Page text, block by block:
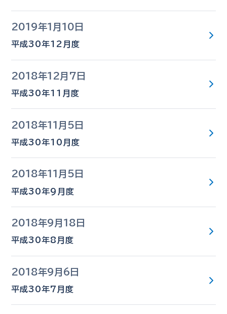
2019年1月10日
平成30年12月度
2018年12月7日
平成30年11月度
2018年11月5日
平成30年10月度
2018年11月5日
平成30年9月度
2018年9月18日
平成30年8月度
2018年9月6日
平成30年7月度